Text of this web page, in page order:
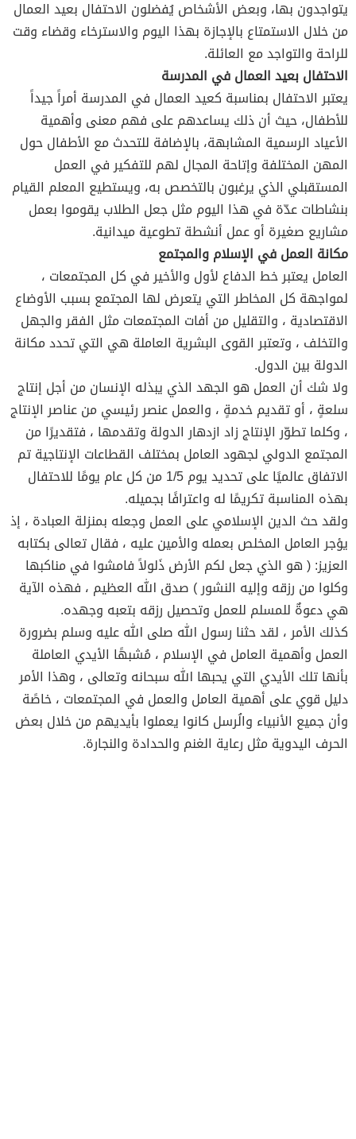
يتواجدون بها، وبعض الأشخاص يُفضلون الاحتفال بعيد العمال
من خلال الاستمتاع بالإجازة بهذا اليوم والاسترخاء وقضاء وقت
للراحة والتواجد مع العائلة.
الاحتفال بعيد العمال في المدرسة
يعتبر الاحتفال بمناسبة كعيد العمال في المدرسة أمراً جيداً
للأطفال، حيث أن ذلك يساعدهم على فهم معنى وأهمية
الأعياد الرسمية المشابهة، بالإضافة للتحدث مع الأطفال حول
المهن المختلفة وإتاحة المجال لهم للتفكير في العمل
المستقبلي الذي يرغبون بالتخصص به، ويستطيع المعلم القيام
بنشاطات عدّة في هذا اليوم مثل جعل الطلاب يقوموا بعمل
مشاريع صغيرة أو عمل أنشطة تطوعية ميدانية.
مكانة العمل في الإسلام والمجتمع
العامل يعتبر خط الدفاع لأول والأخير في كل المجتمعات ،
لمواجهة كل المخاطر التي يتعرض لها المجتمع بسبب الأوضاع
الاقتصادية ، والتقليل من أفات المجتمعات مثل الفقر والجهل
والتخلف ، وتعتبر القوى البشرية العاملة هي التي تحدد مكانة
الدولة بين الدول.
ولا شك أن العمل هو الجهد الذي يبذله الإنسان من أجل إنتاج
سلعةٍ ، أو تقديم خدمةٍ ، والعمل عنصر رئيسي من عناصر الإنتاج
، وكلما تطوّر الإنتاج زاد ازدهار الدولة وتقدمها ، فتقديرًا من
المجتمع الدولي لجهود العامل بمختلف القطاعات الإنتاجية تم
الاتفاق عالميًا على تحديد يوم 1/5 من كل عام يومًا للاحتفال
بهذه المناسبة تكريمًا له واعترافًا بجميله.
ولقد حث الدين الإسلامي على العمل وجعله بمنزلة العبادة ، إذ
يؤجر العامل المخلص بعمله والأمين عليه ، فقال تعالى بكتابه
العزيز: ( هو الذي جعل لكم الأرض ذَلولاً فامشوا في مناكبها
وكلوا من رزقه وإليه النشور ) صدق الله العظيم ، فهذه الآية
هي دعوةٌ للمسلم للعمل وتحصيل رزقه بتعبه وجهده.
كذلك الأمر ، لقد حثنا رسول الله صلى الله عليه وسلم بضرورة
العمل وأهمية العامل في الإسلام ، مُشبهًا الأيدي العاملة
بأنها تلك الأيدي التي يحبها الله سبحانه وتعالى ، وهذا الأمر
دليل قوي على أهمية العامل والعمل في المجتمعات ، خاصًة
وأن جميع الأنبياء والُرسل كانوا يعملوا بأيديهم من خلال بعض
الحرف اليدوية مثل رعاية الغنم والحدادة والنجارة.